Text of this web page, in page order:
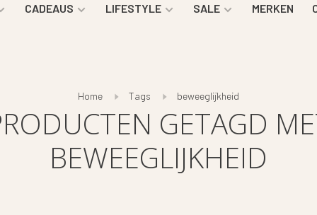
CADEAUS LIFESTYLE SALE MERKEN
Home Tags beweeglijkheid
GETAGD
BEWEEGLIJKHEID